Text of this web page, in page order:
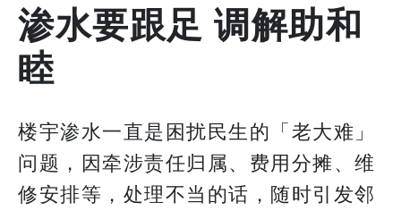
渗水要跟足 调解助和
睦
楼宇渗水一直是困扰民生的「老大难」
问题，因牵涉责任归属、费用分摊、维
修安排等，处理不当的话，随时引发邻